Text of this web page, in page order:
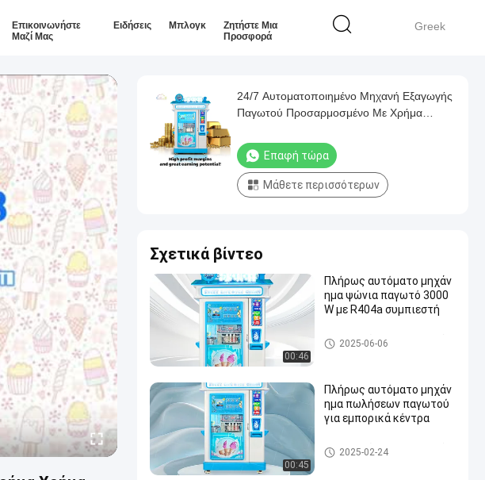
Greek
Επικοινωνήστε
Μαζί Μας
Ειδήσεις Μπλογκ
Ζητήστε Μια
Προσφορά
24/7 Αυτοματοποιημένο Μηχανή Εξαγωγής
Παγωτού Προσαρμοσμένο Με Χρήμα
Επαφή τώρα
Μάθετε περισσότερων
Σχετικά βίντεο
00:46
Πλήρως αυτόματο μηχάν
ημα ψώνια παγωτό 3000
W με R404a συμπιεστή
Μηχανή πώλησης παγωτού
2025-06-06
00:45
Πλήρως αυτόματο μηχάν
ημα πωλήσεων παγωτού
για εμπορικά κέντρα
Μηχανή πώλησης παγωτού
2025-02-24